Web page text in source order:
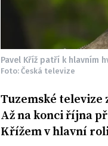
Pavel Kříž patří k hlavním
Foto: Česká televize
Tuzemské televize
Až na konci října
Křížem v hlavní